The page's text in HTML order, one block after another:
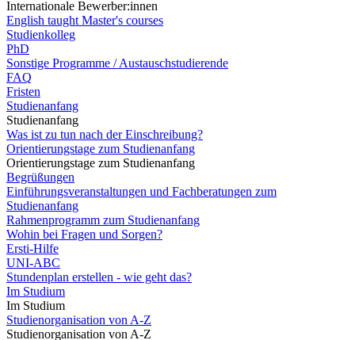
Internationale Bewerber:innen
English taught Master's courses
Studienkolleg
PhD
Sonstige Programme / Austauschstudierende
FAQ
Fristen
Studienanfang
Studienanfang
Was ist zu tun nach der Einschreibung?
Orientierungstage zum Studienanfang
Orientierungstage zum Studienanfang
Begrüßungen
Einführungsveranstaltungen und Fachberatungen zum
Studienanfang
Rahmenprogramm zum Studienanfang
Wohin bei Fragen und Sorgen?
Ersti-Hilfe
UNI-ABC
Stundenplan erstellen - wie geht das?
Im Studium
Im Studium
Studienorganisation von A-Z
Studienorganisation von A-Z